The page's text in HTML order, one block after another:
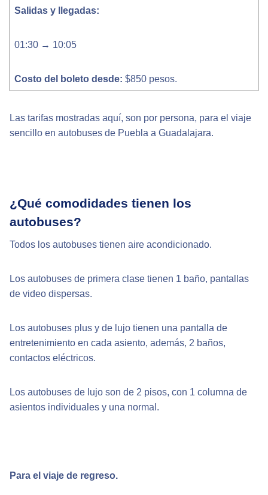
Salidas y llegadas:
01:30 → 10:05
Costo del boleto desde: $850 pesos.
Las tarifas mostradas aquí, son por persona, para el viaje
sencillo en autobuses de Puebla a Guadalajara.
¿Qué comodidades tienen los
autobuses?
Todos los autobuses tienen aire acondicionado.
Los autobuses de primera clase tienen 1 baño, pantallas
de video dispersas.
Los autobuses plus y de lujo tienen una pantalla de
entretenimiento en cada asiento, además, 2 baños,
contactos eléctricos.
Los autobuses de lujo son de 2 pisos, con 1 columna de
asientos individuales y una normal.
Para el viaje de regreso.